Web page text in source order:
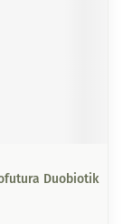
Duobiotik